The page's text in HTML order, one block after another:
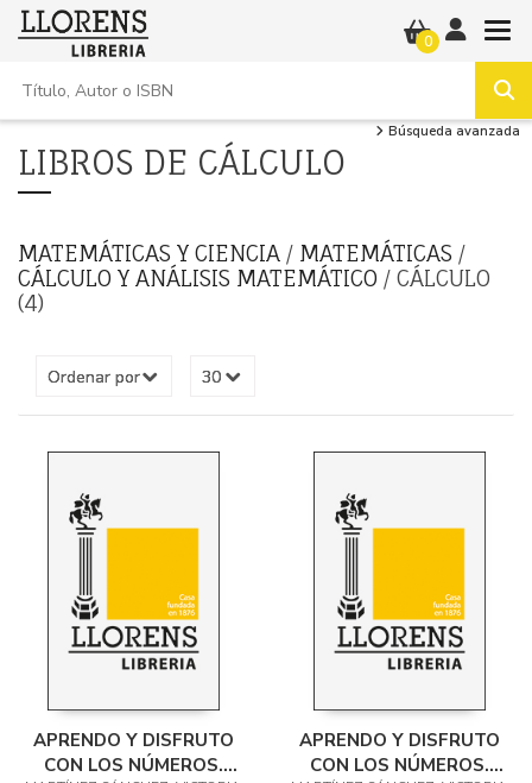
Búsqueda avanzada
0
LIBROS DE CÁLCULO
MATEMÁTICAS Y CIENCIA / MATEMÁTICAS /
CÁLCULO Y ANÁLISIS MATEMÁTICO / CÁLCULO
(4)
APRENDO Y DISFRUTO
CON LOS NÚMEROS.
APRENDO Y DISFRUTO
CON LOS NÚMEROS.